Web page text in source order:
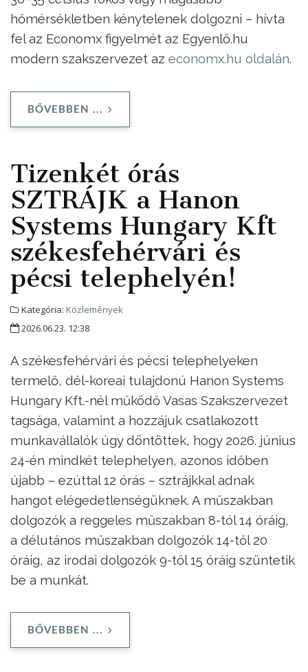
hőmérsékletben kénytelenek dolgozni – hívta
fel az Economx figyelmét az Egyenlő.hu
modern szakszervezet az economx.hu oldalán.
BŐVEBBEN ...
Tizenkét órás
SZTRÁJK a Hanon
Systems Hungary Kft
székesfehérvári és
pécsi telephelyén!
Kategória: Közlemények
2026.06.23. 12:38
A székesfehérvári és pécsi telephelyeken
termelő, dél-koreai tulajdonú Hanon Systems
Hungary Kft.-nél működő Vasas Szakszervezet
tagsága, valamint a hozzájuk csatlakozott
munkavállalók úgy döntöttek, hogy 2026. június
24-én mindkét telephelyen, azonos időben
újabb – ezúttal 12 órás – sztrájkkal adnak
hangot elégedetlenségüknek. A műszakban
dolgozók a reggeles műszakban 8-tól 14 óráig,
a délutános műszakban dolgozók 14-től 20
óráig, az irodai dolgozók 9-től 15 óráig szüntetik
be a munkát.
BŐVEBBEN ...